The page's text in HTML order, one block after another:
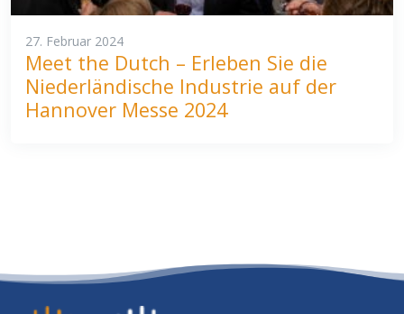
27. Februar 2024
Meet the Dutch – Erleben Sie die
Niederländische Industrie auf der
Hannover Messe 2024